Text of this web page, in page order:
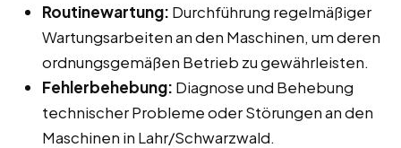
Routinewartung: Durchführung regelmäßiger
Wartungsarbeiten an den Maschinen, um deren
ordnungsgemäßen Betrieb zu gewährleisten.
Fehlerbehebung: Diagnose und Behebung
technischer Probleme oder Störungen an den
Maschinen in Lahr/Schwarzwald.